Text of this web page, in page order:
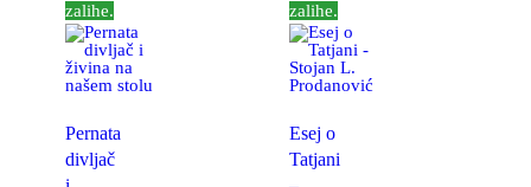
zalihe.
Pernata
divljač
zalihe.
Esej o
Tatjani